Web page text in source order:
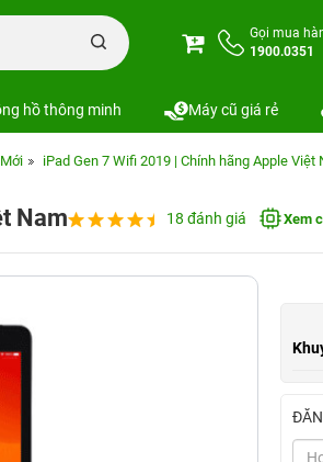
Gọi mua
1900.0351
hồ thông minh Máy cũ giá rẻ
iPad Gen 7 Wifi 2019 | Chính hãng Apple Việt
Nam 18 đánh giá Xem